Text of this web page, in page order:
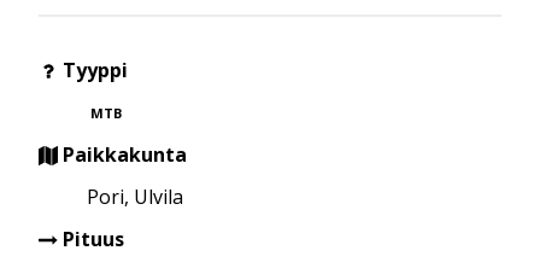
Tyyppi
MTB
Paikkakunta
Pori, Ulvila
Pituus